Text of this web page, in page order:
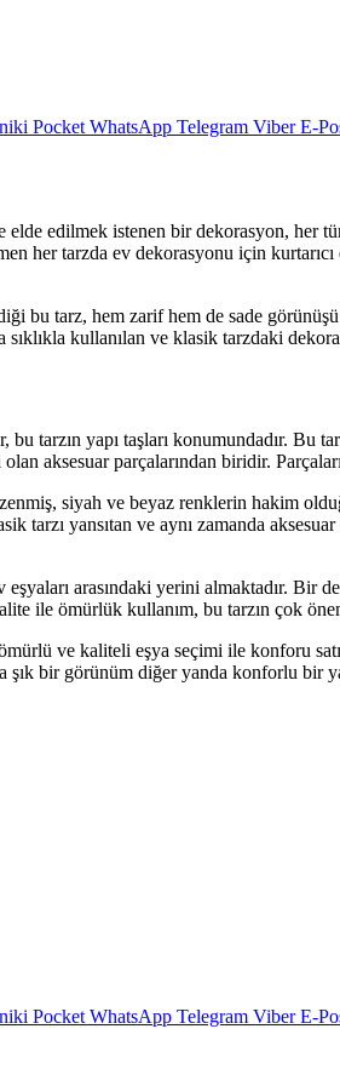
Pocket WhatsApp Telegram Viber E-
edilmek istenen bir dekorasyon, her
her tarzda ev dekorasyonu için
bu tarz, hem zarif hem de sade
kullanılan ve klasik tarzdaki
tarzın yapı taşları konumundadır.
aksesuar parçalarından biridir.
siyah ve beyaz renklerin hakim
tarzı yansıtan ve aynı zamanda
arasındaki yerini almaktadır. Bir
ile ömürlük kullanım, bu tarzın çok
ve kaliteli eşya seçimi ile konforu
bir görünüm diğer yanda konforlu bir
Pocket WhatsApp Telegram Viber E-